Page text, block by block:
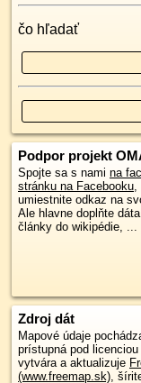
čo hľadať
Podpor projekt
Spojte sa s nami na
stránku na Facebooku,
umiestnite odkaz na
Ale hlavne doplňte
články do wikipédie, ...
Zdroj dát
Mapové údaje
prístupná pod licenciou
vytvára a aktualizuje
(www.freemap.sk) ,